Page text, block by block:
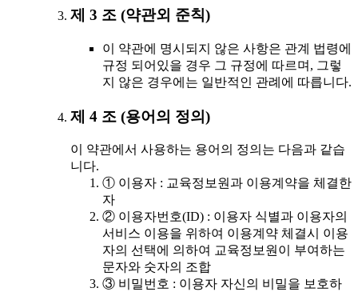
제 3 조 (약관외 준칙)
이 약관에 명시되지 않은 사항은 관계 법령에
규정 되어있을 경우 그 규정에 따르며, 그렇
지 않은 경우에는 일반적인 관례에 따릅니다.
제 4 조 (용어의 정의)
이 약관에서 사용하는 용어의 정의는 다음과 같습
니다.
① 이용자 : 교육정보원과 이용계약을 체결한
자
② 이용자번호(ID) : 이용자 식별과 이용자의
서비스 이용을 위하여 이용계약 체결시 이용
자의 선택에 의하여 교육정보원이 부여하는
문자와 숫자의 조합
③ 비밀번호 : 이용자 자신의 비밀을 보호하